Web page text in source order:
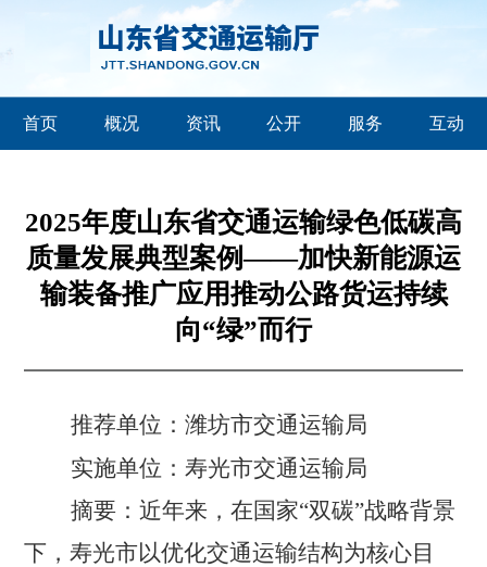
首页 概况 资讯 公开 服务 互动
2025年度山东省交通运输绿色低碳高
质量发展典型案例——加快新能源运
输装备推广应用推动公路货运持续
向“绿”而行
推荐单位：潍坊市交通运输局
实施单位：寿光市交通运输局
摘要：近年来，在国家“双碳”战略背景
下，寿光市以优化交通运输结构为核心目